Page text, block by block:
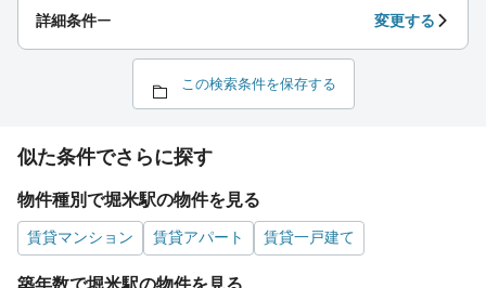
詳細条件ー 変更する
この検索条件を保存する
似た条件でさらに探す
物件種別で堀米駅の物件を見る
賃貸マンション 賃貸アパート 賃貸一戸建て
築年数で堀米駅の物件を見る